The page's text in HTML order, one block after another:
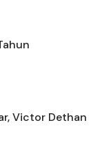
Victor Dethan